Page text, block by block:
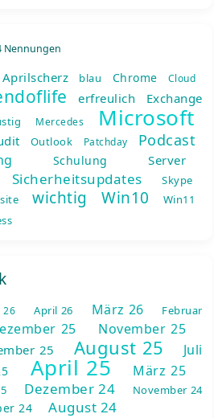
Nennungen
Aprilscherz blau Chrome
Cloud
erfreulich Exchange
Mercedes Microsoft
Outlook Patchday Podcast
Schulung Server
Sicherheitsupdates Skype
wichtig Win10 Win11
26 April 26 März 26
Februar
25 November 25
25 August 25
Juli
April 25 März 25
Dezember 24
November 24
24 August 24